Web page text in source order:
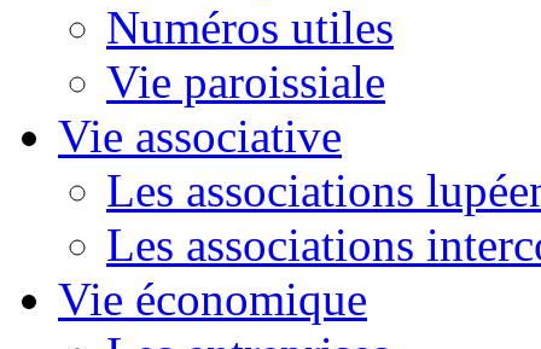
Numéros utiles
Vie paroissiale
Vie associative
Les associations
Les associations
Vie économique